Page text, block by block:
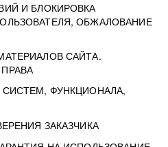
И БЛОКИРОВКА
ОБЖАЛОВАНИЕ
САЙТА.
ФУНКЦИОНАЛА,
ЗАКАЗЧИКА